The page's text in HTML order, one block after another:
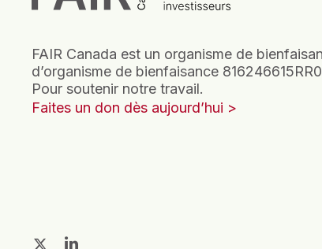
FAIR Canada est un organisme de
d’organisme de bienfaisance
Pour soutenir notre travail.
Faites un don dès aujourd’hui